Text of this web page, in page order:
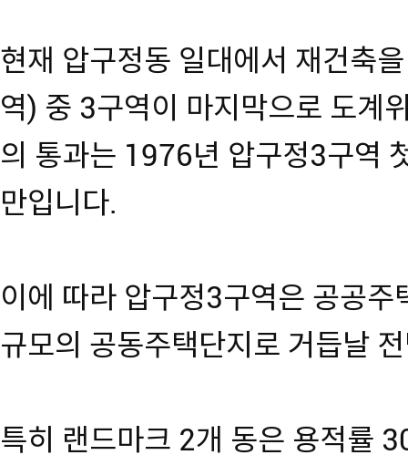
현재 압구정동 일대에서 재건축
역) 중 3구역이 마지막으로 도계
의 통과는 1976년 압구정3구역
만입니다.
이에 따라 압구정3구역은 공공
규모의 공동주택단지로 거듭날
특히 랜드마크 2개 동은 용적률